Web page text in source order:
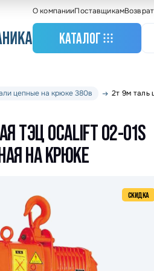
О компанииПоставщикам
КАТАЛОГ
Станочное
оборудование
Складское
Крановое
Весовое
Строительное
Такелажное
цепные на крюке 380в 2т 9м таль
ТЭЦ OCALIFT 02-01S
НА КРЮКЕ
СКИДКА